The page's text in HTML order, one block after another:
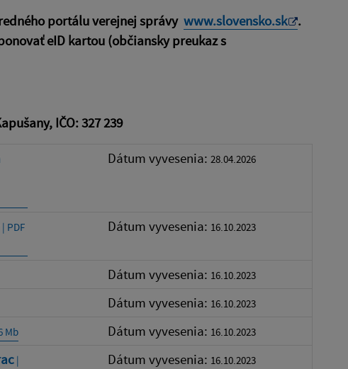
portálu verejnej správy www.slovensko.sk
.
eID kartou (občiansky preukaz s
IČO: 327 239
Dátum vyvesenia: 28.04.2026
| PDF
Dátum vyvesenia: 16.10.2023
Dátum vyvesenia: 16.10.2023
Dátum vyvesenia: 16.10.2023
Mb Dátum vyvesenia: 16.10.2023
|
Dátum vyvesenia: 16.10.2023